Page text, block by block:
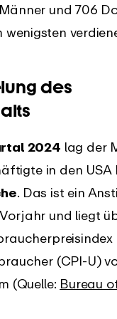
und 706
wenigsten
des
2024 lag der
in den USA
. Das ist ein
und liegt
(CPI-U)
(Quelle: Bureau